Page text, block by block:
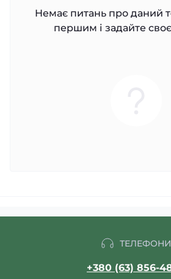
Немає питань про даний
першим і задайте
+380 (63) 856-